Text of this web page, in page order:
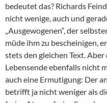
bedeutet das? Richards
nicht wenige, auch und
„Ausgewogenen“, der
müde ihm zu bescheinigen,
stets den gleichen Text. Aber
Lebensende ebenfalls nicht
auch eine Ermutigung: Der
betrifft ja nicht weniger als